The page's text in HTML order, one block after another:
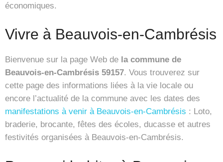
économiques.
Vivre à Beauvois-en-Cambrésis
Bienvenue sur la page Web de la commune de
Beauvois-en-Cambrésis 59157. Vous trouverez sur
cette page des informations liées à la vie locale ou
encore l’actualité de la commune avec les dates des
manifestations à venir à Beauvois-en-Cambrésis : Loto,
braderie, brocante, fêtes des écoles, ducasse et autres
festivités organisées à Beauvois-en-Cambrésis.